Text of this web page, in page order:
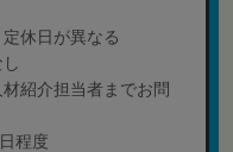
休日が異なる
材紹介担当者までお問
程度